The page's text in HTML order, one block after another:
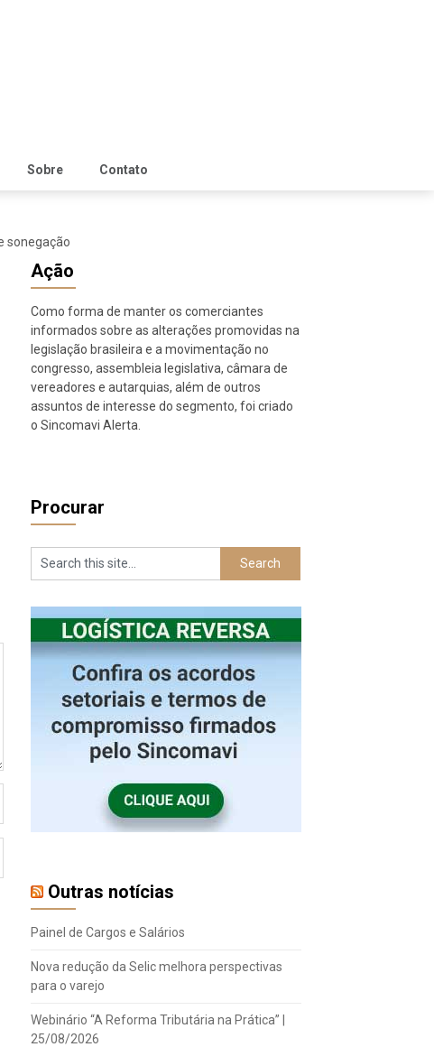
Sobre Contato
sonegação
Ação
Como forma de manter os comerciantes
informados sobre as alterações promovidas na
legislação brasileira e a movimentação no
congresso, assembleia legislativa, câmara de
vereadores e autarquias, além de outros
assuntos de interesse do segmento, foi criado
o Sincomavi Alerta.
Procurar
Outras notícias
Painel de Cargos e Salários
Nova redução da Selic melhora perspectivas
para o varejo
Webinário “A Reforma Tributária na Prática” |
25/08/2026